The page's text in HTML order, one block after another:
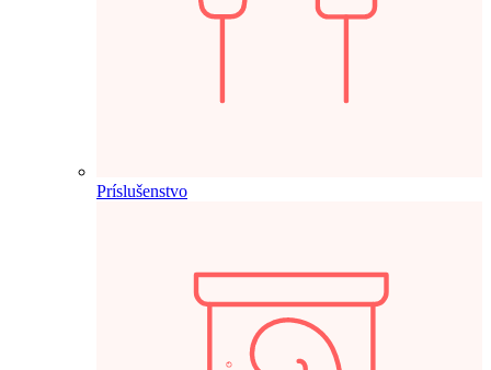
Príslušenstvo